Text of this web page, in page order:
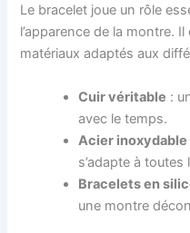
Le bracelet joue un rôle
l’apparence de la montre.
matériaux adaptés aux
Cuir véritable :
avec le temps.
Acier inoxydable
s’adapte à
Bracelets en
une montre